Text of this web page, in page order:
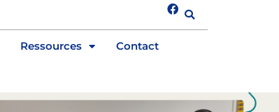
Ressources Contact